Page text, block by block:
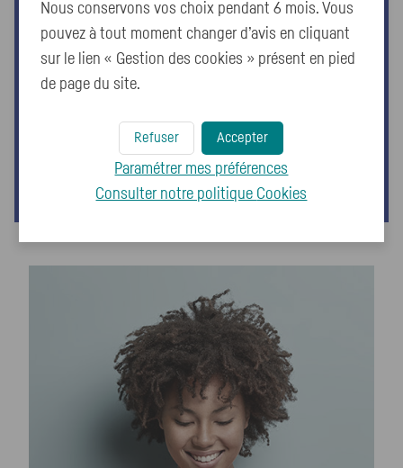
140 000
entreprises clientes
Sources : Chiffres internes - Novembre
Nous conservons vos choix pendant 6 mois. Vous
pouvez à tout moment changer d’avis en cliquant
sur le lien « Gestion des cookies » présent en pied
de page du site.
Accepter
Refuser
Paramétrer mes préférences
Consulter notre politique Cookies